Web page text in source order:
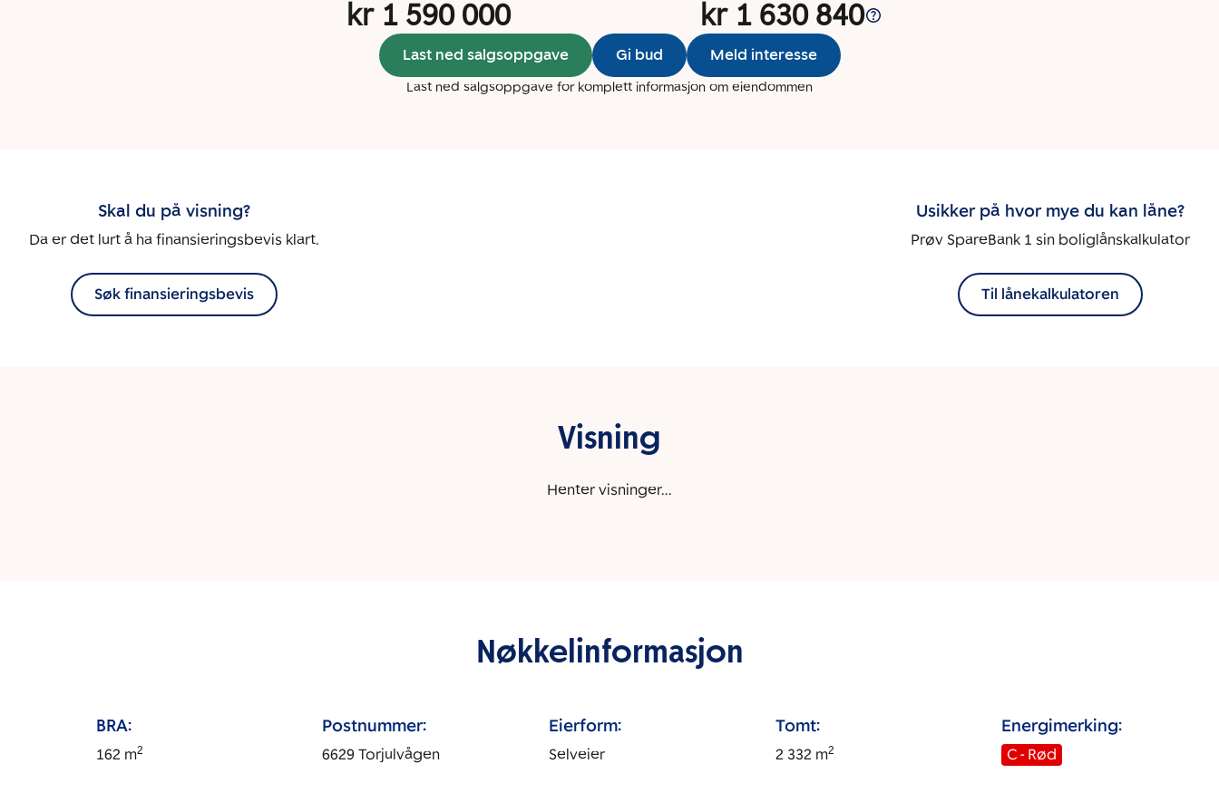
kr 1 590 000 kr 1 630 840
Last ned salgsoppgave Gi bud Meld interesse
Last ned salgsoppgave for komplett informasjon om eiendommen
Skal du på visning?
Da er det lurt å ha finansieringsbevis klart.
Søk finansieringsbevis
Usikker på hvor mye du kan låne?
Prøv SpareBank 1 sin boliglånskalkulator
Til lånekalkulatoren
Visning
Henter visninger...
Nøkkelinformasjon
BRA:
162 m2
Postnummer:
6629 Torjulvågen
Eierform:
Selveier
Tomt:
2 332 m2
Energimerking:
C - Rød